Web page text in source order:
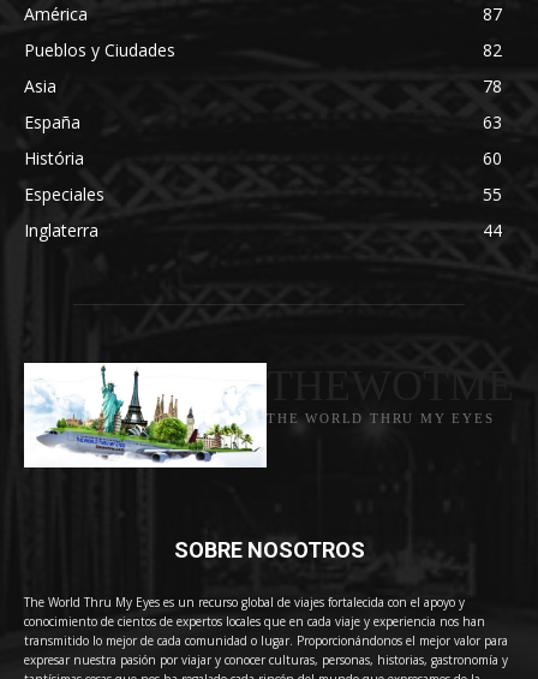
América
87
Pueblos y Ciudades
82
Asia
78
España
63
História
60
Especiales
55
Inglaterra
44
THE WORLD THRU MY EYES
SOBRE NOSOTROS
The World Thru My Eyes es un recurso global de viajes fortalecida con el apoyo y
conocimiento de cientos de expertos locales que en cada viaje y experiencia nos han
transmitido lo mejor de cada comunidad o lugar. Proporcionándonos el mejor valor para
expresar nuestra pasión por viajar y conocer culturas, personas, historias, gastronomía y